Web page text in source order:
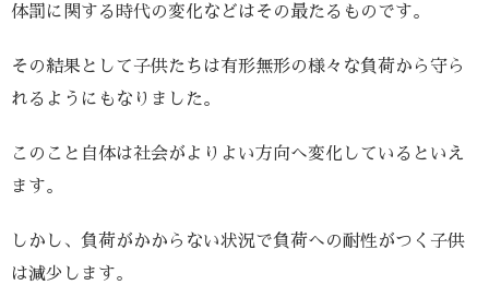
体罰に関する時代の変化などはその最たるものです。
その結果として子供たちは有形無形の様々な負荷から守ら
れるようにもなりました。
このこと自体は社会がよりよい方向へ変化しているといえ
ます。
しかし、負荷がかからない状況で負荷への耐性がつく子供
は減少します。